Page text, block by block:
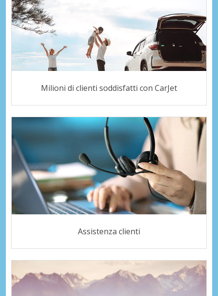
Milioni di clienti soddisfatti con CarJet
Assistenza clienti